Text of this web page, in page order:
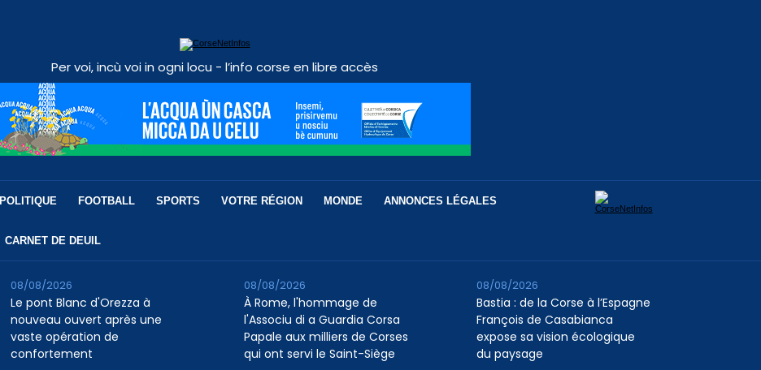
Per voi, incù voi in ogni locu - l’info corse en libre accès
POLITIQUE FOOTBALL SPORTS VOTRE RÉGION MONDE ANNONCES LÉGALES
CARNET DE DEUIL
Le pont Blanc d'Orezza à
nouveau ouvert après une
vaste opération de
confortement
08/08/2026
À Rome, l'hommage de
l'Associu di a Guardia Corsa
Papale aux milliers de Corses
qui ont servi le Saint-Siège
08/08/2026
Bastia : de la Corse à l’Espagne
François de Casabianca
expose sa vision écologique
du paysage
08/08/2026